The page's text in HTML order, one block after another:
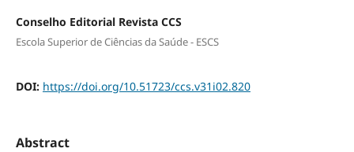
Conselho Editorial Revista CCS
Escola Superior de Ciências da Saúde - ESCS
DOI: https://doi.org/10.51723/ccs.v31i02.820
Abstract